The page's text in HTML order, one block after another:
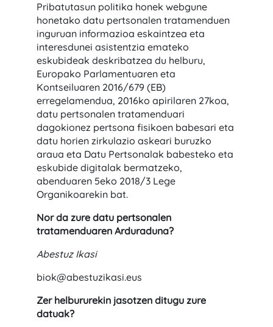
Pribatutasun politika honek webgune
honetako datu pertsonalen tratamenduen
inguruan informazioa eskaintzea eta
interesdunei asistentzia emateko
eskubideak deskribatzea du helburu,
Europako Parlamentuaren eta
Kontseiluaren 2016/679 (EB)
erregelamendua, 2016ko apirilaren 27koa,
datu pertsonalen tratamenduari
dagokionez pertsona fisikoen babesari eta
datu horien zirkulazio askeari buruzko
araua eta Datu Pertsonalak babesteko eta
eskubide digitalak bermatzeko,
abenduaren 5eko 2018/3 Lege
Organikoarekin bat.
Nor da zure datu pertsonalen
tratamenduaren Arduraduna?
Abestuz Ikasi
biok@abestuzikasi.eus
Zer helbururekin jasotzen ditugu zure
datuak?